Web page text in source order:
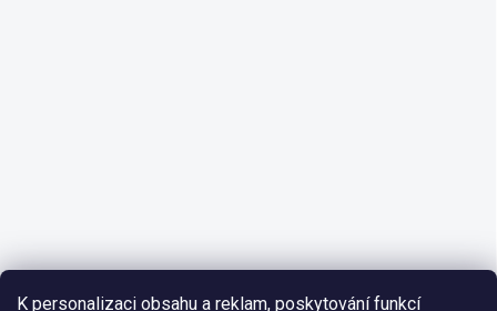
K personalizaci obsahu a reklam, poskytování funkcí